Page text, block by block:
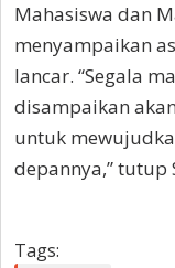
Mahasiswa dan
menyampaikan
lancar. “Segala
disampaikan
untuk
depannya,” tutup
Tags: